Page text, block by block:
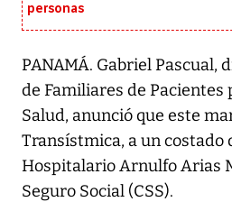
personas
PANAMÁ. Gabriel Pascual,
de Familiares de Pacientes
Salud, anunció que este
Transístmica, a un costado
Hospitalario Arnulfo Arias
Seguro Social (CSS).